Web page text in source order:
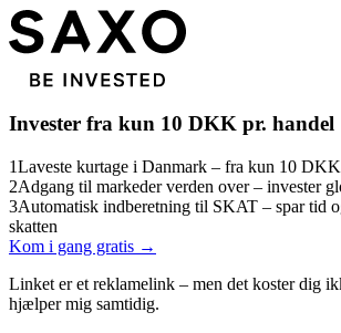
Invester fra kun 10 DKK pr. handel
1Laveste kurtage i Danmark – fra kun 10
2Adgang til markeder verden over – invester
3Automatisk indberetning til SKAT – spar tid
skatten
Kom i gang gratis →
Linket er et reklamelink – men det koster dig
hjælper mig samtidig.